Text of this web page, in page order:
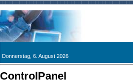
Donnerstag, 6. August 2026
ControlPanel